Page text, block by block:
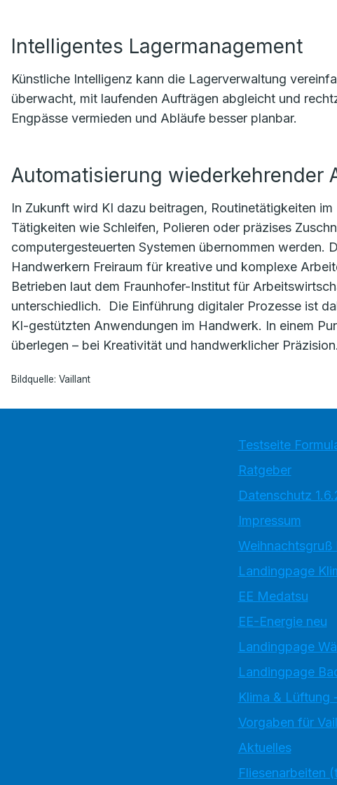
Intelligentes Lagermanagement
Künstliche Intelligenz kann die Lagerverwaltung
überwacht, mit laufenden Aufträgen abgleicht und
Engpässe vermieden und Abläufe besser planbar.
Automatisierung wiederkehrender
In Zukunft wird KI dazu beitragen, Routinetätigkeiten
Tätigkeiten wie Schleifen, Polieren oder präzises
computergesteuerten Systemen übernommen werden.
Handwerkern Freiraum für kreative und komplexe
Betrieben laut dem Fraunhofer-Institut für
unterschiedlich. Die Einführung digitaler Prozesse ist
KI-gestützten Anwendungen im Handwerk. In einem
überlegen – bei Kreativität und handwerklicher Präzision.
Bildquelle: Vaillant
Testseite
Ratgeber
Datenschutz
Impressum
Weihnachtsgruß
Landingpage
EE Medatsu
EE-Energie neu
Landingpage
Landingpage
Klima & Lüftung
Vorgaben für
Aktuelles
Fliesenarbeiten